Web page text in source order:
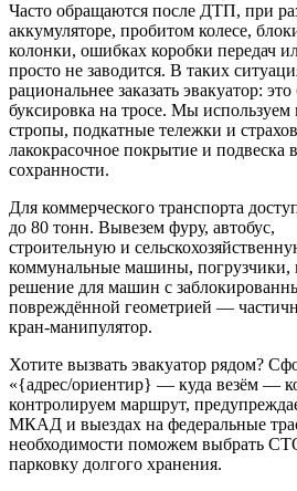
Часто обращаются после ДТП, при
аккумуляторе, пробитом колесе,
колонки, ошибках коробки передач
просто не заводится. В таких
рациональнее заказать эвакуатор:
буксировка на тросе. Мы используем
стропы, подкатные тележки и
лакокрасочное покрытие и подвеска в
сохранности.
Для коммерческого транспорта
до 80 тонн. Вывезем фуру, автобус,
строительную и
коммунальные машины, погрузчики,
решение для машин с
повреждённой геометрией —
кран-манипулятор.
Хотите вызвать эвакуатор рядом?
«{адрес/ориентир} — куда везём —
контролируем маршрут,
МКАД и выездах на федеральные
необходимости поможем выбрать
парковку долгого хранения.